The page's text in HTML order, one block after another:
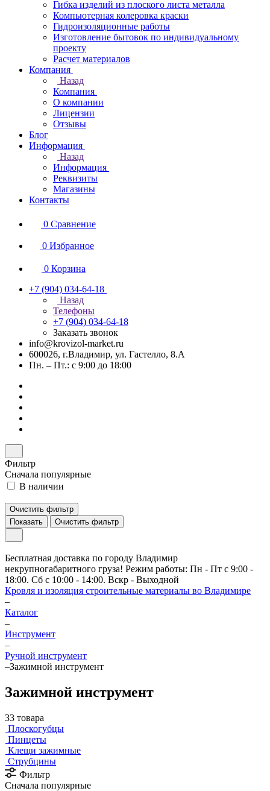
Гибка изделий из плоского листа металла
Компьютерная колеровка краски
Гидроизоляционные работы
Изготовление бытовок по индивидуальному
проекту
Расчет материалов
Компания
Назад
Компания
О компании
Лицензии
Отзывы
Блог
Информация
Назад
Информация
Реквизиты
Магазины
Контакты
0 Сравнение
0 Избранное
0 Корзина
+7 (904) 034-64-18
Назад
Телефоны
+7 (904) 034-64-18
Заказать звонок
info@krovizol-market.ru
600026, г.Владимир, ул. Гастелло, 8.А
Пн. – Пт.: с 9:00 до 18:00
Фильтр
Сначала популярные
В наличии
Очистить фильтр
Показать
Очистить фильтр
Бесплатная доставка по городу Владимир
некрупногабаритного груза! Режим работы: Пн - Пт с 9:00 -
18:00. Сб с 10:00 - 14:00. Вскр - Выходной
Кровля и изоляция строительные материалы во Владимире
–
Каталог
–
Инструмент
–
Ручной инструмент
–Зажимной инструмент
Зажимной инструмент
33 товара
Плоскогубцы
Пинцеты
Клещи зажимные
Струбцины
Фильтр
Сначала популярные